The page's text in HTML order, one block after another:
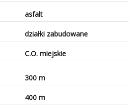
asfalt
działki zabudowane
C.O. miejskie
300 m
400 m